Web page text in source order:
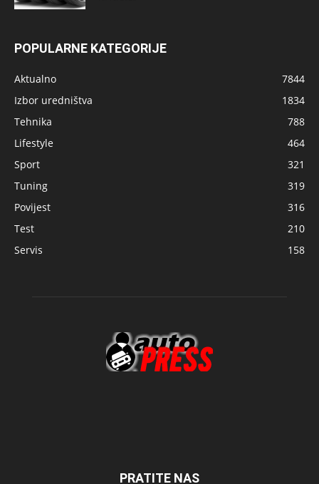
POPULARNE KATEGORIJE
Aktualno
7844
Izbor uredništva
1834
Tehnika
788
Lifestyle
464
Sport
321
Tuning
319
Povijest
316
Test
210
Servis
158
PRATITE NAS